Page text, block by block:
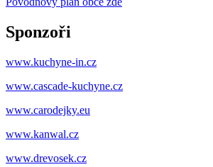
Sponzoři
www.kuchyne-in.cz
www.cascade-kuchyne.cz
www.carodejky.eu
www.kanwal.cz
www.drevosek.cz